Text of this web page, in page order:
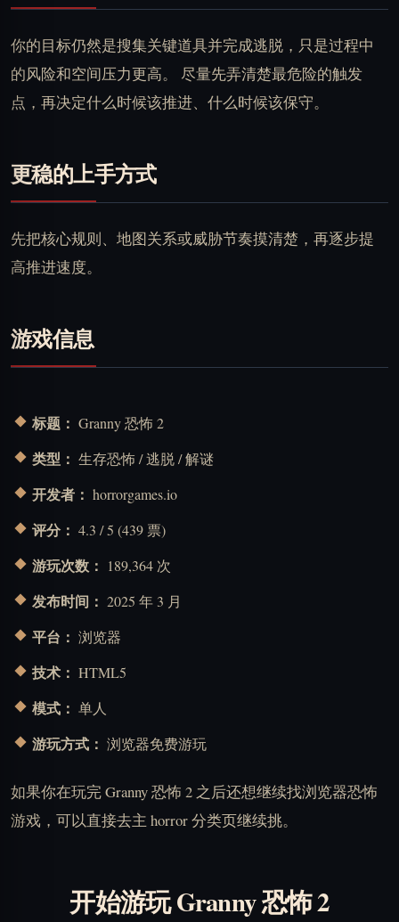
你的目标仍然是搜集关键道具并完成逃脱，只是过程中
的风险和空间压力更高。 尽量先弄清楚最危险的触发
点，再决定什么时候该推进、什么时候该保守。
更稳的上手方式
先把核心规则、地图关系或威胁节奏摸清楚，再逐步提
高推进速度。
游戏信息
标题： Granny 恐怖 2
类型： 生存恐怖 / 逃脱 / 解谜
开发者： horrorgames.io
评分： 4.3 / 5 (439 票)
游玩次数： 189,364 次
发布时间： 2025 年 3 月
平台： 浏览器
技术： HTML5
模式： 单人
游玩方式： 浏览器免费游玩
如果你在玩完 Granny 恐怖 2 之后还想继续找浏览器恐怖
游戏，可以直接去主 horror 分类页继续挑。
开始游玩 Granny 恐怖 2